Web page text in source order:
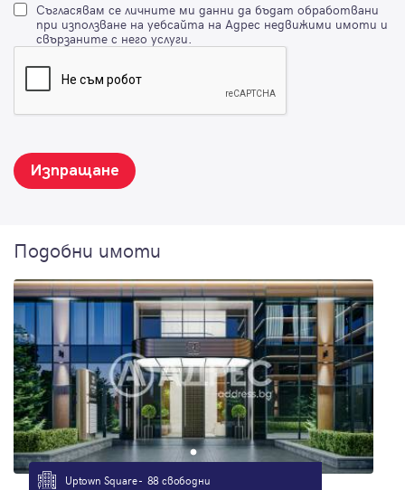
Съгласявам се личните ми данни да бъдат обработвани
при използване на уебсайта на Адрес недвижими имоти и
свързаните с него услуги.
Изпращане
Подобни имоти
Uptown Square - 88 свободни